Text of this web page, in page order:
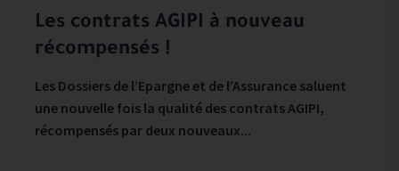
Les contrats AGIPI à nouveau
récompensés !
Les Dossiers de l’Epargne et de l’Assurance saluent
une nouvelle fois la qualité des contrats AGIPI,
récompensés par deux nouveaux...